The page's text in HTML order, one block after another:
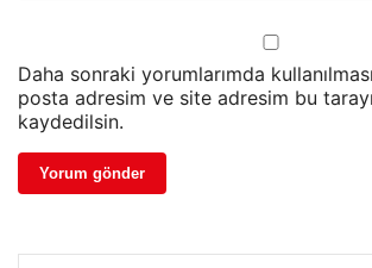
Daha sonraki yorumlarımda
posta adresim ve site adresim bu
kaydedilsin.